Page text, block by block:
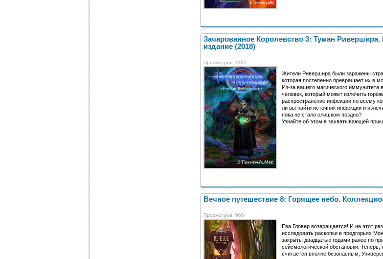
Зачарованное Королевство 3: Туман Ривершира.
издание (2018)
Просмотров: 1125
Жители Ривершира были заражены
которая постепенно превращает их в
Из-за вашего магического иммунитета
человек, который может излечить
распространение инфекции по всему
ли вы найти источник инфекции и
пока не стало слишком поздно?
Узнайте об этом в захватывающей
Вечное путешествие 8: Горящее небо.
Просмотров: 965
Ева Гловер возвращается! И на этот
исследовать раскопки в предгорьях
закрыты двадцатью годами ранее по
сейсмологической обстановки. Теперь,
считается вполне безопасным,